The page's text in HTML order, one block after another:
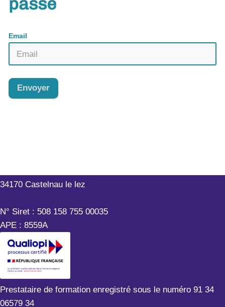
Email
Envoyer
34170 Castelnau le lez
N° Siret : 508 158 755 00035
APE : 8559A
Prestataire de formation enregistré sous le numéro 91 34
06579 34